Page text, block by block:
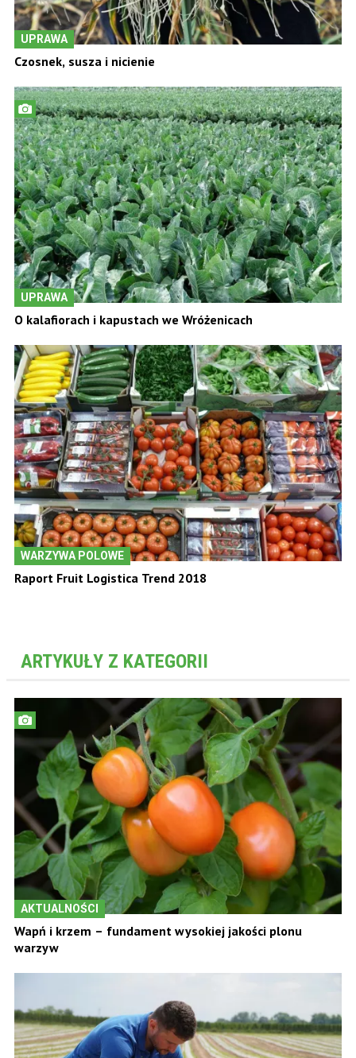
UPRAWA
Czosnek, susza i nicienie
UPRAWA
O kalafiorach i kapustach we Wróżenicach
WARZYWA POLOWE
Raport Fruit Logistica Trend 2018
ARTYKUŁY Z KATEGORII
AKTUALNOŚCI
Wapń i krzem – fundament wysokiej jakości plonu
warzyw